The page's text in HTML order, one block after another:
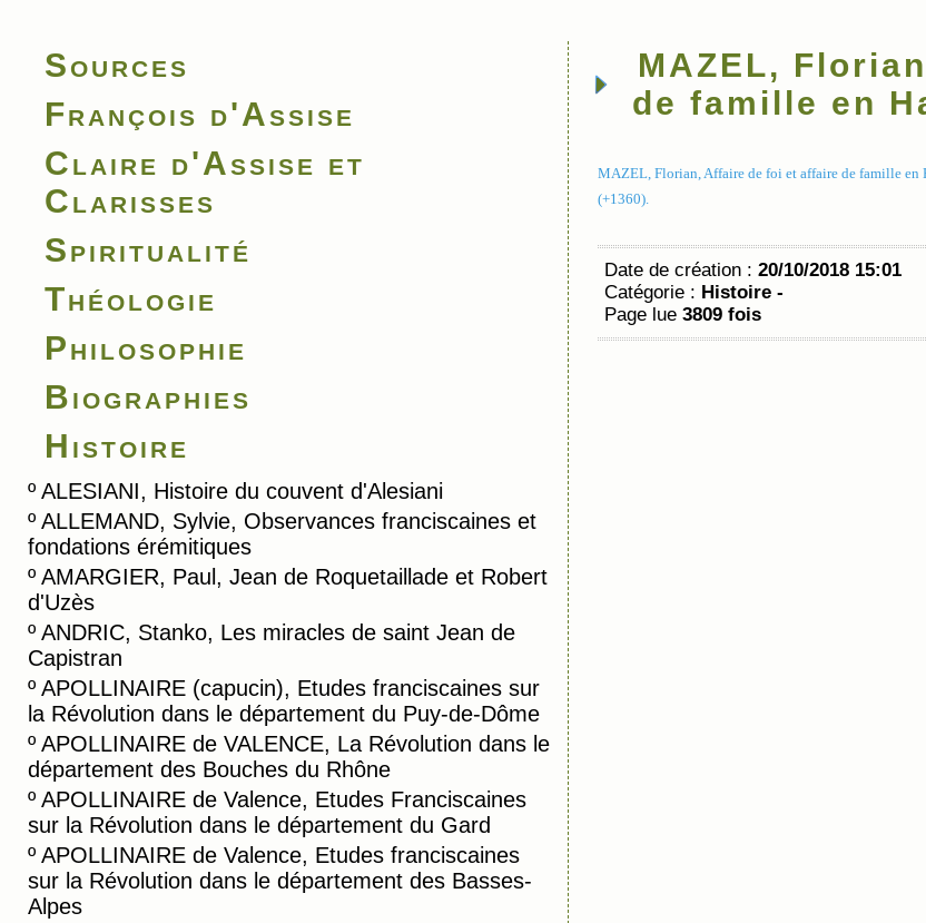
Sources
François d'Assise
Claire d'Assise et
Clarisses
Spiritualité
Théologie
Philosophie
Biographies
Histoire
º ALESIANI, Histoire du couvent d'Alesiani
º ALLEMAND, Sylvie, Observances franciscaines et
fondations érémitiques
º AMARGIER, Paul, Jean de Roquetaillade et Robert
d'Uzès
º ANDRIC, Stanko, Les miracles de saint Jean de
Capistran
º APOLLINAIRE (capucin), Etudes franciscaines sur
la Révolution dans le département du Puy-de-Dôme
º APOLLINAIRE de VALENCE, La Révolution dans le
département des Bouches du Rhône
º APOLLINAIRE de Valence, Etudes Franciscaines
sur la Révolution dans le département du Gard
º APOLLINAIRE de Valence, Etudes franciscaines
sur la Révolution dans le département des Basses-
Alpes
MAZEL,
de famille en
MAZEL, Florian, Affaire de foi et affaire de famille en
(+1360).
Date de création : 20/10/2018 15:01
Catégorie : Histoire -
Page lue 3809 fois